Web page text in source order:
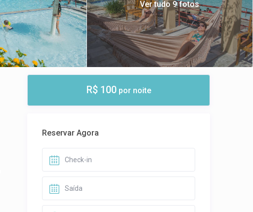
Ver tudo 9 fotos
R$ 100por noite
Reservar Agora